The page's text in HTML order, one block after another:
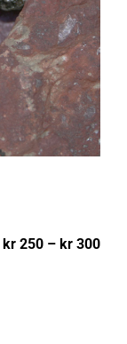
kr 250 – kr 300